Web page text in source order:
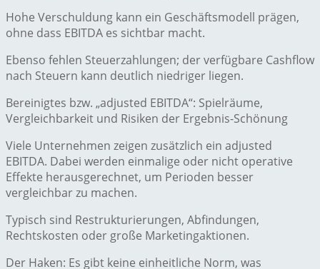
Hohe Verschuldung kann ein Geschäftsmodell prägen,
ohne dass EBITDA es sichtbar macht.
Ebenso fehlen Steuerzahlungen; der verfügbare Cashflow
nach Steuern kann deutlich niedriger liegen.
Bereinigtes bzw. „adjusted EBITDA“: Spielräume,
Vergleichbarkeit und Risiken der Ergebnis-Schönung
Viele Unternehmen zeigen zusätzlich ein adjusted
EBITDA. Dabei werden einmalige oder nicht operative
Effekte herausgerechnet, um Perioden besser
vergleichbar zu machen.
Typisch sind Restrukturierungen, Abfindungen,
Rechtskosten oder große Marketingaktionen.
Der Haken: Es gibt keine einheitliche Norm, was